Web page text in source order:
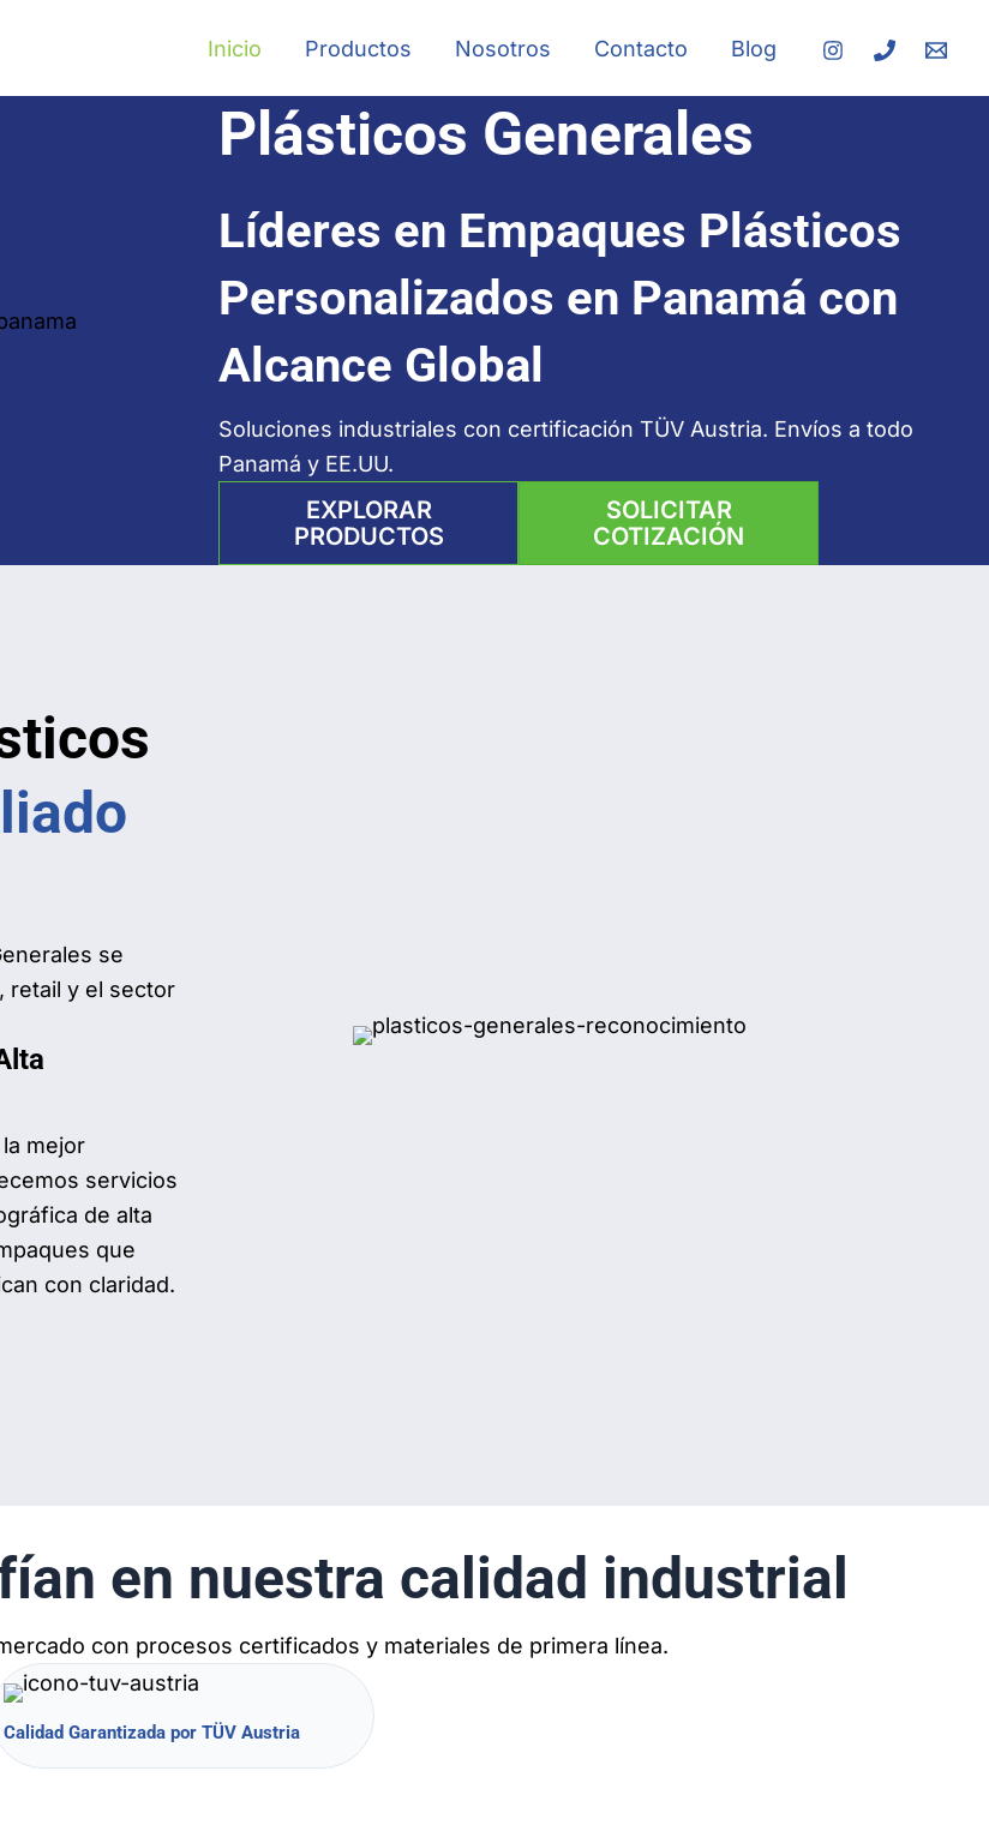
Inicio Productos Nosotros Contacto Blog
Plásticos Generales
Líderes en Empaques Plásticos
Personalizados en Panamá con
Alcance Global
Soluciones industriales con certificación TÜV Austria. Envíos a todo
Panamá y EE.UU.
EXPLORAR
PRODUCTOS
SOLICITAR
COTIZACIÓN
se
retail y el sector
mejor
servicios
de alta
que
con claridad.
en nuestra calidad industrial
con procesos certificados y materiales de primera línea.
Calidad Garantizada por TÜV Austria